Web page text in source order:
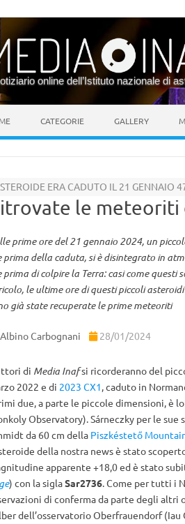
online dell’Istituto nazionale di
CATEGORIE GALLERY
ERA CADUTO IL 21 GENNAIO
le meteoriti
prime ore del 21 gennaio 2024, un
prima della caduta, si è disintegrato in
prima di colpire la Terra: casi come questi
le ultime ore di questi piccoli
già state recuperate le prime meteoriti
Albino Carbognani 28/01/2024
di Media Inafsi ricorderanno del
2022 e di 2023 CX1, caduto in
due, a parte le piccole dimensioni, è
Observatory). Sárneczky per le sue
da 60 cm della Piszkéstető
della nostra news è stato
apparente +18,0 ed è stato
) con la siglaSar2736. Come per tutti i
di conferma da parte degli altri
dell’osservatorio Oberfrauendorf